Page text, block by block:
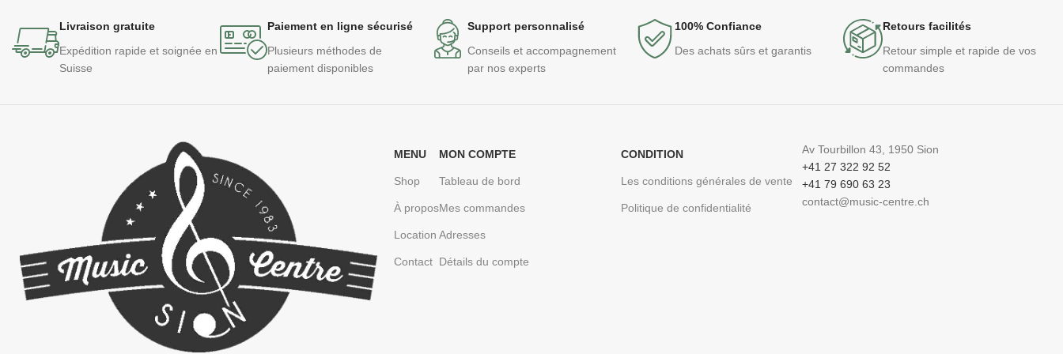
Livraison gratuite
Expédition rapide et soignée en
Suisse
Paiement en ligne sécurisé
Plusieurs méthodes de
paiement disponibles
Support personnalisé
Conseils et accompagnement
par nos experts
100% Confiance
Des achats sûrs et garantis
Retours facilités
Retour simple et rapide de vos
commandes
MENU
Shop
À propos
Location
Contact
MON COMPTE
Tableau de bord
Mes commandes
Adresses
Détails du compte
CONDITION
Les conditions générales de vente
Politique de confidentialité
Av Tourbillon 43, 1950 Sion
+41 27 322 92 52
+41 79 690 63 23
contact@music-centre.ch